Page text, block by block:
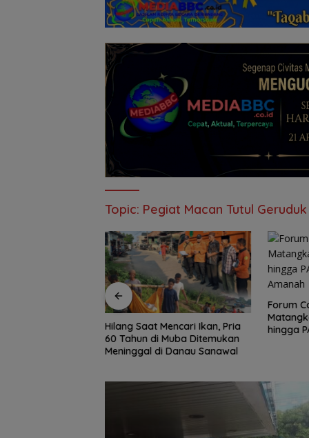
Topic: Pegiat Macan Tutul
Hilang Saat Mencari Ikan, Pria
60 Tahun di Muba Ditemukan
Meninggal di Danau Sanawal
Forum
hingga